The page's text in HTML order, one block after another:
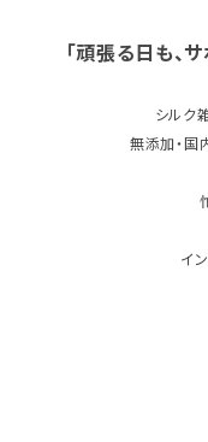
ブランドから探す
「頑張る日も、
シルク
無添加・国
イ